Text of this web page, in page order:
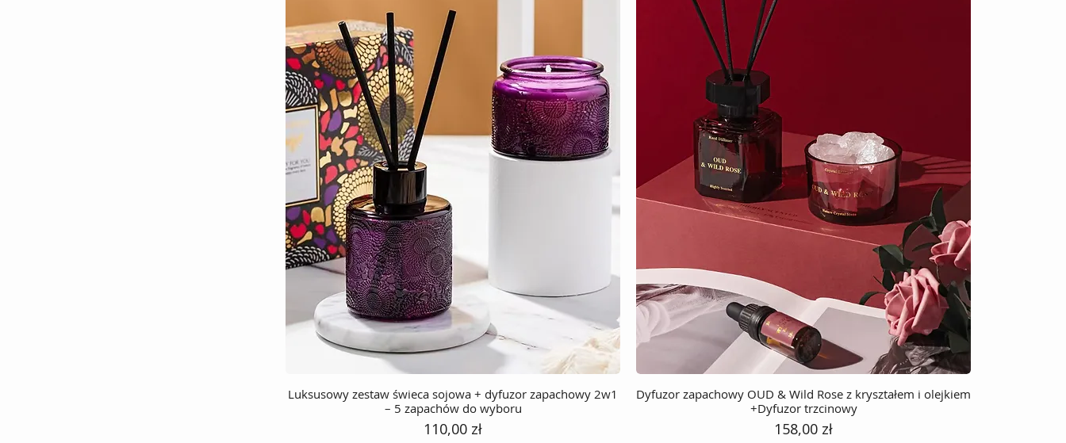
Luksusowy zestaw świeca sojowa + dyfuzor zapachowy 2w1
– 5 zapachów do wyboru
Cena
110,00 zł
Dyfuzor zapachowy OUD & Wild Rose z kryształem i olejkiem
+Dyfuzor trzcinowy
Cena
158,00 zł